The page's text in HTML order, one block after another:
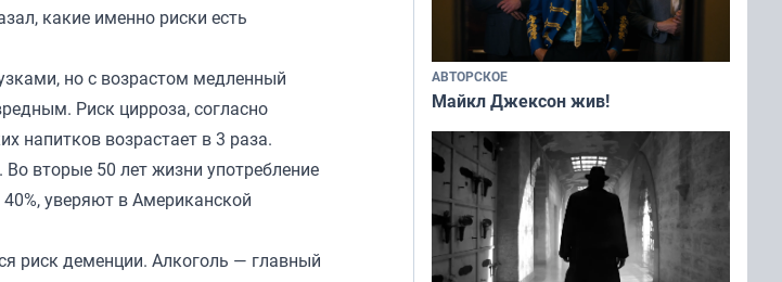
какие именно риски есть
но с возрастом медленный
Риск цирроза, согласно
напитков возрастает в 3 раза.
вторые 50 лет жизни употребление
уверяют в Американской
риск деменции. Алкоголь — главный
АВТОРСКОЕ
Майкл Джексон жив!